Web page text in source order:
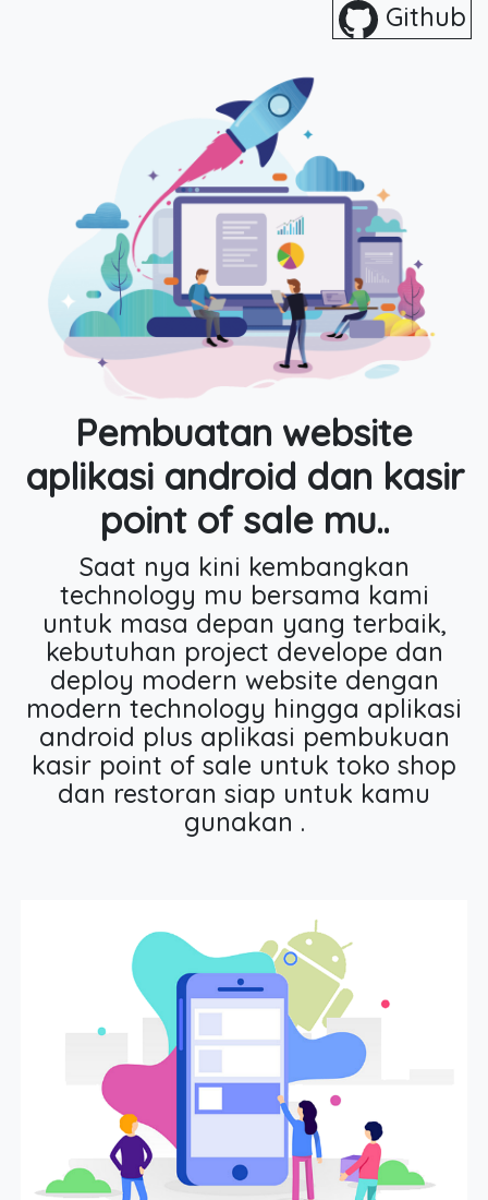
Github
Pembuatan website
aplikasi android dan kasir
point of sale mu..
Saat nya kini kembangkan
technology mu bersama kami
untuk masa depan yang terbaik,
kebutuhan project develope dan
deploy modern website dengan
modern technology hingga aplikasi
android plus aplikasi pembukuan
kasir point of sale untuk toko shop
dan restoran siap untuk kamu
gunakan .